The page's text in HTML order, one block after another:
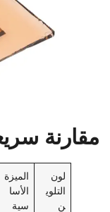
مقارنة
لون
التلوي
ن
الميزة
الأسا
سية